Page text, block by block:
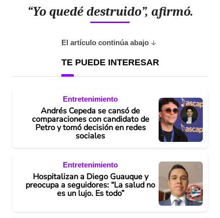
“Yo quedé destruido”, afirmó.
El artículo continúa abajo
TE PUEDE INTERESAR
Entretenimiento
Andrés Cepeda se cansó de
comparaciones con candidato de
Petro y tomó decisión en redes
sociales
Entretenimiento
Hospitalizan a Diego Guauque y
preocupa a seguidores: “La salud no
es un lujo. Es todo”